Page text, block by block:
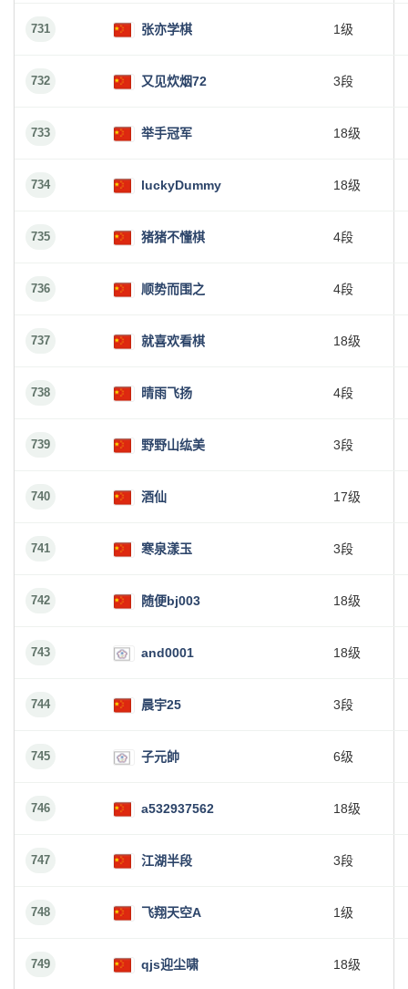
731 张亦学棋 1级
732 又见炊烟72 3段
733 举手冠军 18级
734 luckyDummy 18级
735 猪猪不懂棋 4段
736 顺势而围之 4段
737 就喜欢看棋 18级
738 晴雨飞扬 4段
739 野野山纮美 3段
740 酒仙 17级
741 寒泉漾玉 3段
742 随便bj003 18级
743 and0001 18级
744 晨宇25 3段
745 子元帥 6级
746 a532937562 18级
747 江湖半段 3段
748 飞翔天空A 1级
749 qjs迎尘啸 18级